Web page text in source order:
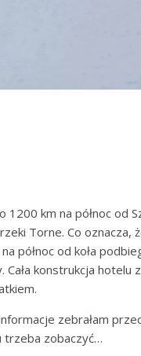
1200 km na północ od
Torne. Co oznacza,
północ od koła
konstrukcja hotelu
zebrałam
trzeba zobaczyć…